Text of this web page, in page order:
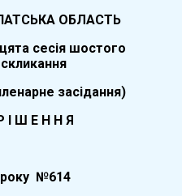
ОБЛАСТЬ
сесія шостого
скликання
засідання)
І Ш Е Н Н Я
року №614